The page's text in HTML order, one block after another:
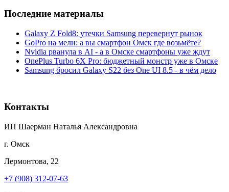
Последние материалы
Galaxy Z Fold8: утечки Samsung перевернут рынок
GoPro на мели: а вы смартфон Омск где возьмёте?
Nvidia рванула в AI - а в Омске смартфоны уже ждут
OnePlus Turbo 6X Pro: бюджетный монстр уже в Омске
Samsung бросил Galaxy S22 без One UI 8.5 - в чём дело
Контакты
ИП Шаерман Наталья Александровна
г. Омск
Лермонтова, 22
+7 (908) 312-07-63